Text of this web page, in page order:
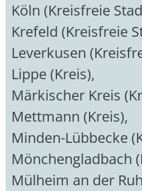
Köln (Kreisfreie
Krefeld (Kreisfreie
Leverkusen
Lippe (Kreis),
Märkischer Kreis
Mettmann (Kreis),
Minden-Lübbecke
Mönchengladbach
Mülheim an der